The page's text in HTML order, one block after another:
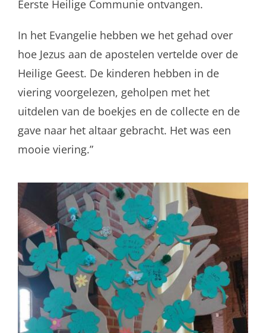
Eerste Heilige Communie ontvangen.
In het Evangelie hebben we het gehad over
hoe Jezus aan de apostelen vertelde over de
Heilige Geest. De kinderen hebben in de
viering voorgelezen, geholpen met het
uitdelen van de boekjes en de collecte en de
gave naar het altaar gebracht. Het was een
mooie viering.”